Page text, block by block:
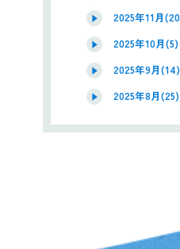
2025年11月
2025年10月(5)
2025年9月(14)
2025年8月(25)